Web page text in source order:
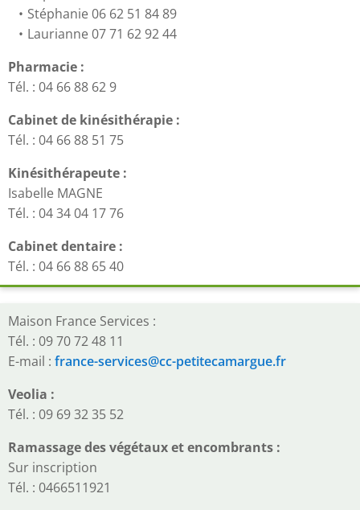
Stéphanie 06 62 51 84 89
Laurianne 07 71 62 92 44
Pharmacie :
Tél. : 04 66 88 62 9
Cabinet de kinésithérapie :
Tél. : 04 66 88 51 75
Kinésithérapeute :
Isabelle MAGNE
Tél. : 04 34 04 17 76
Cabinet dentaire :
Tél. : 04 66 88 65 40
Maison France Services :
Tél. : 09 70 72 48 11
E-mail : france-services@cc-petitecamargue.fr
Veolia :
Tél. : 09 69 32 35 52
Ramassage des végétaux et encombrants :
Sur inscription
Tél. : 0466511921